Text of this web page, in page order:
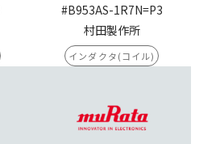
#B953AS-1R7N=P3
村田製作所
インダクタ(コイル)